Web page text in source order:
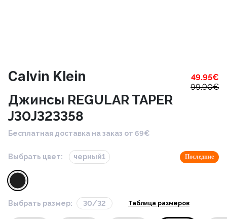
Calvin Klein 49.95€
99.90€
Джинсы REGULAR TAPER
J30J323358
Бесплатная доставка на заказ от 69€
Выбрать цвет: черный1 Последние
Выбрать размер: 30/32 Таблица размеров